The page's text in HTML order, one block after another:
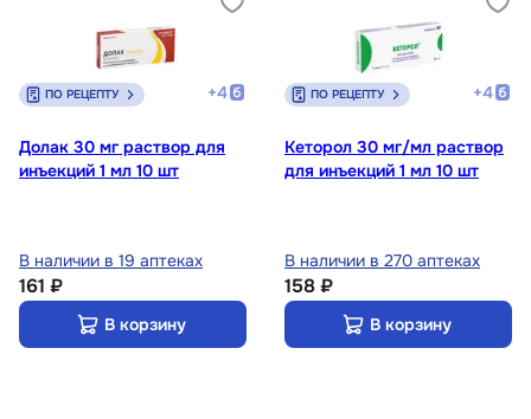
ПО РЕЦЕПТУ +4
Долак 30 мг раствор для
инъекций 1 мл 10 шт
В наличии в 19 аптеках
161 ₽
В корзину
ПО РЕЦЕПТУ +4
Кеторол 30 мг/мл раствор
для инъекций 1 мл 10 шт
В наличии в 270 аптеках
158 ₽
В корзину